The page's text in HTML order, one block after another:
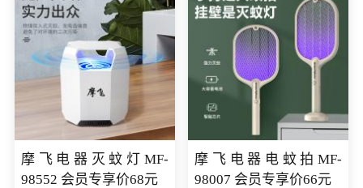
摩飞电器灭蚊灯MF-
98552 会员专享价68元
摩飞电器电蚊拍MF-
98007 会员专享价66元